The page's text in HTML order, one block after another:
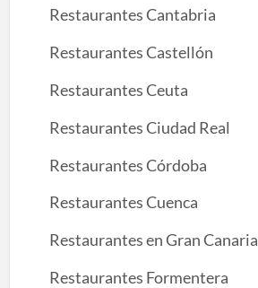
Restaurantes Cantabria
Restaurantes Castellón
Restaurantes Ceuta
Restaurantes Ciudad Real
Restaurantes Córdoba
Restaurantes Cuenca
Restaurantes en Gran Canaria
Restaurantes Formentera